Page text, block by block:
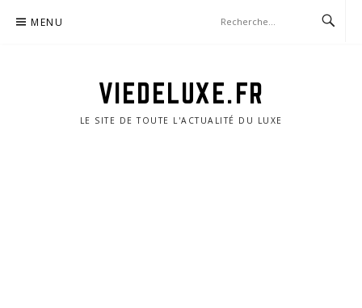
MENU
VIEDELUXE.FR
LE SITE DE TOUTE L'ACTUALITÉ DU LUXE